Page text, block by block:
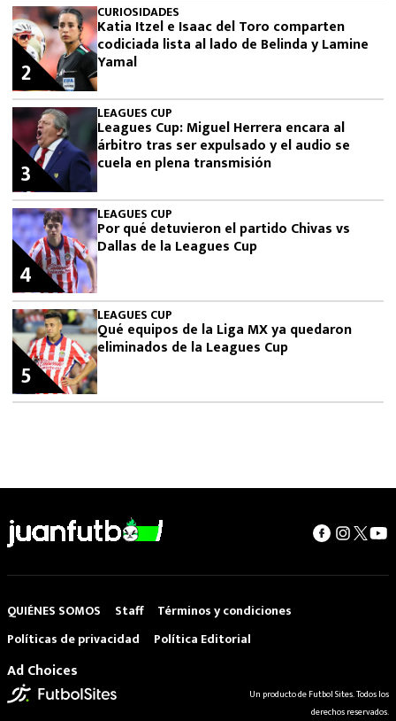
CURIOSIDADES
Katia Itzel e Isaac del Toro comparten
codiciada lista al lado de Belinda y Lamine
Yamal
2
LEAGUES CUP
Leagues Cup: Miguel Herrera encara al
árbitro tras ser expulsado y el audio se
cuela en plena transmisión
3
LEAGUES CUP
Por qué detuvieron el partido Chivas vs
Dallas de la Leagues Cup
4
LEAGUES CUP
Qué equipos de la Liga MX ya quedaron
eliminados de la Leagues Cup
5
QUIÉNES SOMOS Staff
Términos y condiciones
Políticas de privacidad
Política Editorial
Ad Choices
Un producto de Futbol Sites. Todos los
derechos reservados.